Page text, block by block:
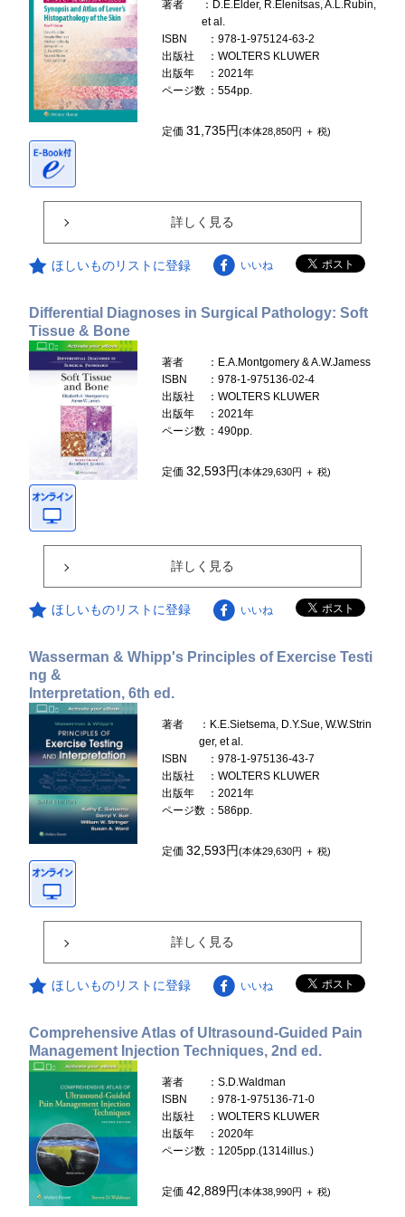
著者
：D.E.Elder, R.Elenitsas, A.L.Rubin,
et al.
ISBN
：978-1-975124-63-2
出版社
：WOLTERS KLUWER
出版年
：2021年
ページ数 ：554pp.
定価31,735円(本体28,850円 ＋ 税)
詳しく見る
ほしいものリストに登録 いいね
Differential Diagnoses in Surgical Pathology: Soft
Tissue & Bone
著者
：E.A.Montgomery & A.W.Jamess
ISBN
：978-1-975136-02-4
出版社
：WOLTERS KLUWER
出版年
：2021年
ページ数 ：490pp.
定価32,593円(本体29,630円 ＋ 税)
詳しく見る
ほしいものリストに登録 いいね
Wasserman & Whipp's Principles of Exercise Testi
ng &
Interpretation, 6th ed.
著者
：K.E.Sietsema, D.Y.Sue, W.W.Strin
ger, et al.
ISBN
：978-1-975136-43-7
出版社
：WOLTERS KLUWER
出版年
：2021年
ページ数 ：586pp.
定価32,593円(本体29,630円 ＋ 税)
詳しく見る
ほしいものリストに登録 いいね
Comprehensive Atlas of Ultrasound-Guided Pain
Management Injection Techniques, 2nd ed.
著者
：S.D.Waldman
ISBN
：978-1-975136-71-0
出版社
：WOLTERS KLUWER
出版年
：2020年
ページ数 ：1205pp.(1314illus.)
定価42,889円(本体38,990円 ＋ 税)